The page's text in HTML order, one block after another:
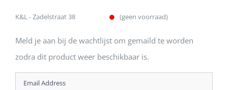
K&L - Zadelstraat 38 (geen voorraad)
Meld je aan bij de wachtlijst om gemaild te worden
zodra dit product weer beschikbaar is.
Enter